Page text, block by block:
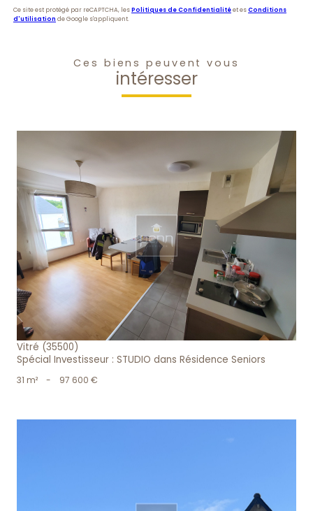
Ce site est protégé par reCAPTCHA, lesPolitiques de Confidentialitéet esConditions
d'utilisation de Google s'appliquent.
Ces biens peuvent vous
intéresser
voir le bien
Vitré (35500)
Spécial Investisseur : STUDIO dans Résidence Seniors
31 m² - 97 600 €